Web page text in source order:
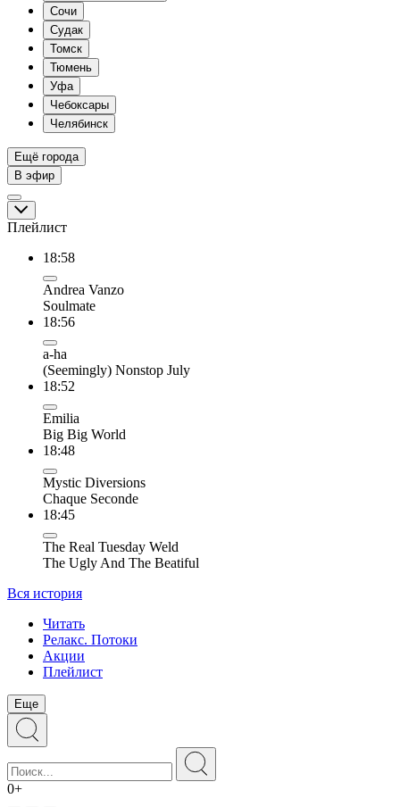
Сочи
Судак
Томск
Тюмень
Уфа
Чебоксары
Челябинск
Ещё города
В эфир
Плейлист
18:58
Andrea Vanzo
Soulmate
18:56
a-ha
(Seemingly) Nonstop July
18:52
Emilia
Big Big World
18:48
Mystic Diversions
Chaque Seconde
18:45
The Real Tuesday Weld
The Ugly And The Beatiful
Вся история
Читать
Релакс. Потоки
Акции
Плейлист
Еще
0+